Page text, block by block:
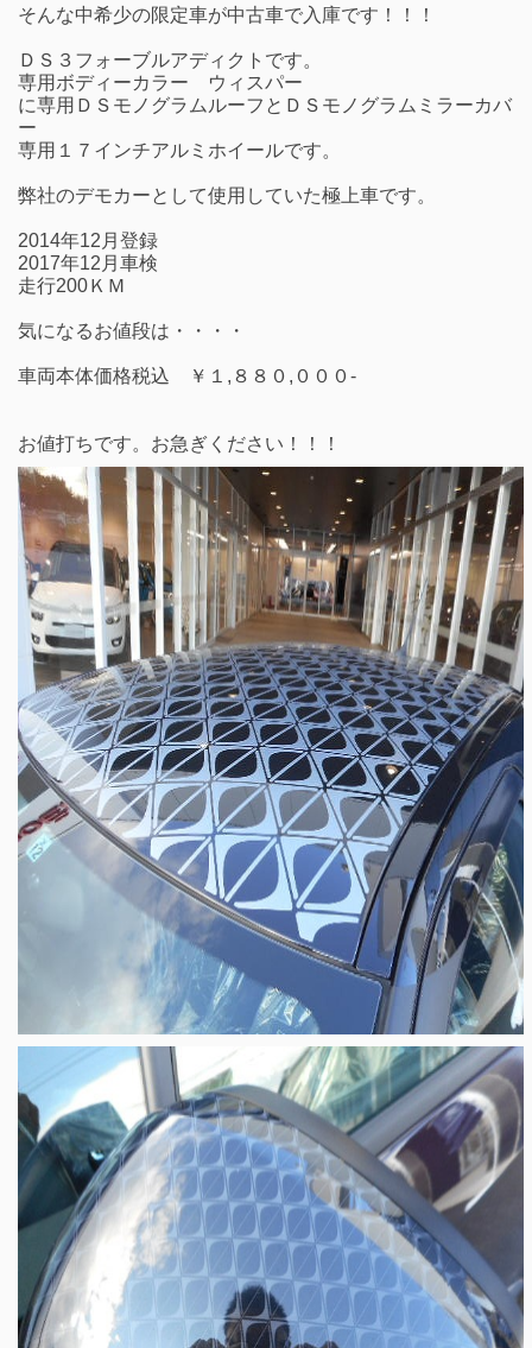
そんな中希少の限定車が中古車で入庫です！！！
ＤＳ３フォーブルアディクトです。
専用ボディーカラー ウィスパー
に専用ＤＳモノグラムルーフとＤＳモノグラムミラーカバ
ー
専用１７インチアルミホイールです。
弊社のデモカーとして使用していた極上車です。
2014年12月登録
2017年12月車検
走行200ＫＭ
気になるお値段は・・・・
車両本体価格税込 ￥１,８８０,０００-
お値打ちです。お急ぎください！！！